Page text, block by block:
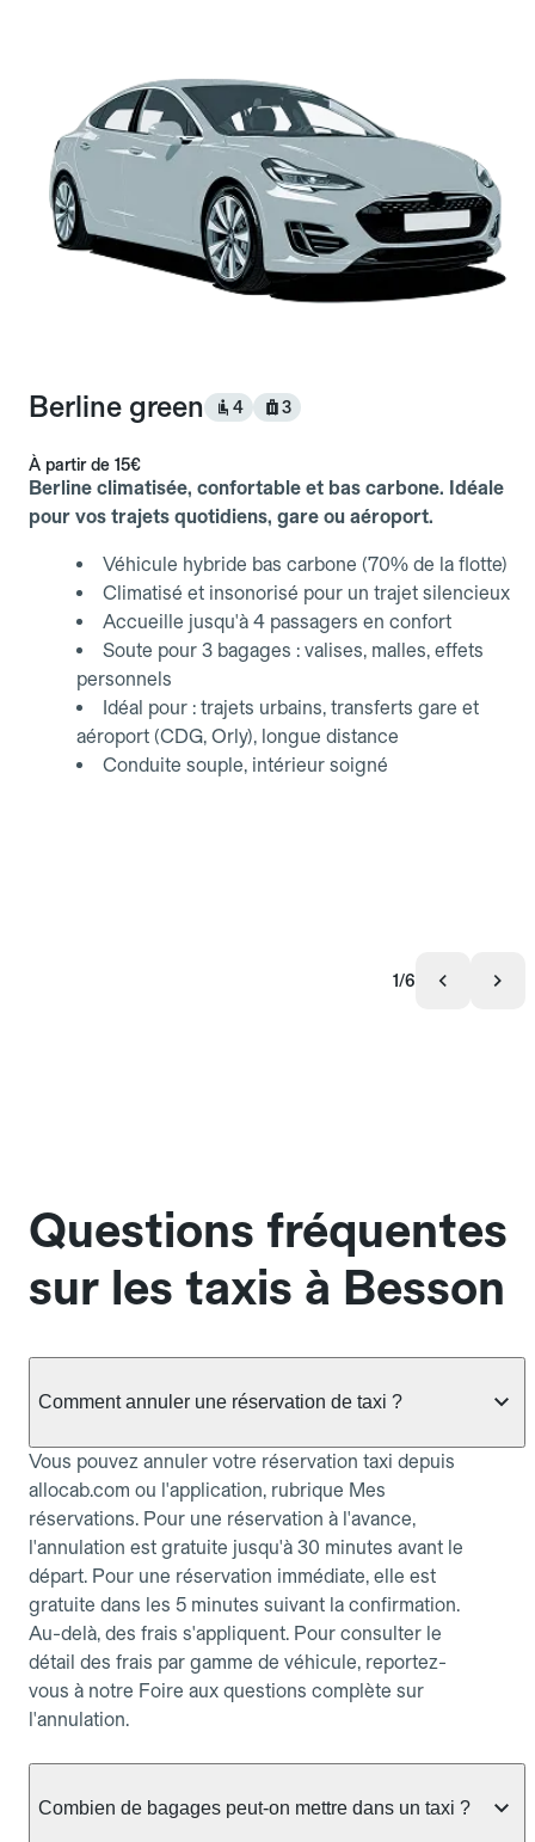
Berline green 4 3
À partir de 15€
Berline climatisée, confortable et bas carbone. Idéale
pour vos trajets quotidiens, gare ou aéroport.
Véhicule hybride bas carbone (70% de la flotte)
Climatisé et insonorisé pour un trajet silencieux
Accueille jusqu'à 4 passagers en confort
Soute pour 3 bagages : valises, malles, effets
personnels
Idéal pour : trajets urbains, transferts gare et
aéroport (CDG, Orly), longue distance
Conduite souple, intérieur soigné
1/6
Questions fréquentes
sur les taxis à Besson
Comment annuler une réservation de taxi ?
Vous pouvez annuler votre réservation taxi depuis
allocab.com ou l'application, rubrique Mes
réservations. Pour une réservation à l'avance,
l'annulation est gratuite jusqu'à 30 minutes avant le
départ. Pour une réservation immédiate, elle est
gratuite dans les 5 minutes suivant la confirmation.
Au-delà, des frais s'appliquent. Pour consulter le
détail des frais par gamme de véhicule, reportez-
vous à notre Foire aux questions complète sur
l'annulation.
Combien de bagages peut-on mettre dans un taxi ?